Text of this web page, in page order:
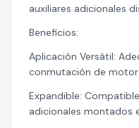
auxiliares adicionales
Beneficios:
Aplicación Versátil:
conmutación de
Expandible:
adicionales montados